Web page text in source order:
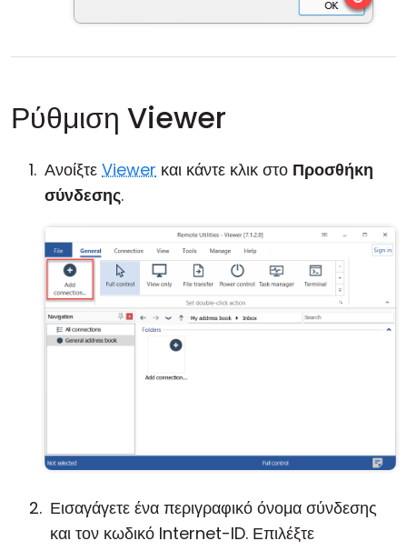
Ρύθμιση Viewer
Ανοίξτε Viewer και κάντε κλικ στο Προσθήκη
σύνδεσης.
Εισαγάγετε ένα περιγραφικό όνομα σύνδεσης
και τον κωδικό Internet-ID. Επιλέξτε